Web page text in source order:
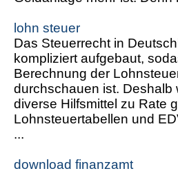
lohn steuer
Das Steuerrecht in
kompliziert aufgebaut,
Berechnung der
durchschauen ist. Deshalb
diverse Hilfsmittel zu Rate
Lohnsteuertabellen und
...
download finanzamt